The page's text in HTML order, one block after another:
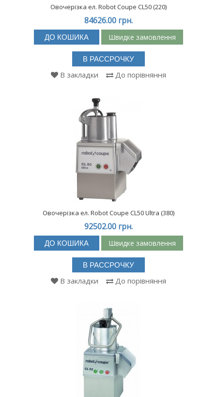
Овочерізка ел. Robot Coupe CL50 (220)
84626.00 грн.
ДО КОШИКА Швидке замовлення
В РАССРОЧКУ
В закладки До порівняння
Овочерізка ел. Robot Coupe CL50 Ultra (380)
92502.00 грн.
ДО КОШИКА Швидке замовлення
В РАССРОЧКУ
В закладки До порівняння